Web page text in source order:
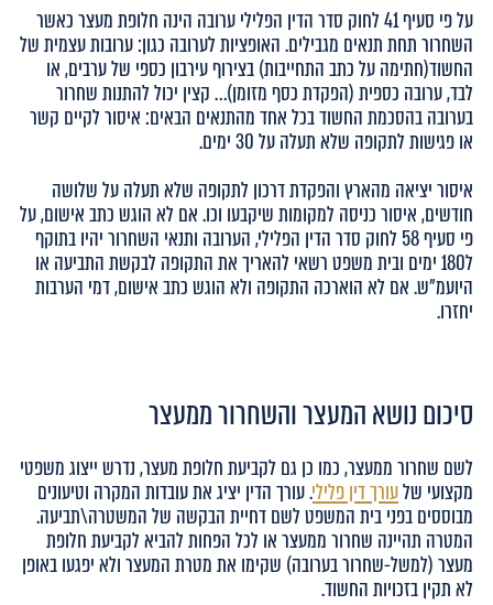
על פי סעיף 41 לחוק סדר הדין הפלילי ערובה הינה חלופת מעצר כאשר
השחרור תחת תנאים מגבילים. האופציות לערובה כגון: ערובות עצמית של
החשוד(חתימה על כתב התחייבות) בצירוף עירבון כספי של ערבים, או
לבד, ערובה כספית (הפקדת כסף מזומן)… קצין יכול להתנות שחרור
בערובה בהסכמת החשוד בכל אחד מהתנאים הבאים: איסור לקיים קשר
או פגישות לתקופה שלא תעלה על 30 ימים.
איסור יציאה מהארץ והפקדת דרכון לתקופה שלא תעלה על שלושה
חודשים, איסור כניסה למקומות שיקבעו וכו. אם לא הוגש כתב אישום, על
פי סעיף 58 לחוק סדר הדין הפלילי, הערובה ותנאי השחרור יהיו בתוקף
ל180 ימים ובית משפט רשאי להאריך את התקופה לבקשת התביעה או
היועמ"ש. אם לא הוארכה התקופה ולא הוגש כתב אישום, דמי הערבות
יחזרו.
סיכום נושא המעצר והשחרור ממעצר
לשם שחרור ממעצר, כמו כן גם לקביעת חלופת מעצר, נדרש ייצוג משפטי
מקצועי שלעורך דין פלילי. עורך הדין יציג את עובדות המקרה וטיעונים
מבוססים בפני בית המשפט לשם דחיית הבקשה של המשטרה\תביעה.
המטרה תהיינה שחרור ממעצר או לכל הפחות להביא לקביעת חלופת
מעצר (למשל-שחרור בערובה) שקימו את מטרת המעצר ולא יפגעו באופן
לא תקין בזכויות החשוד.